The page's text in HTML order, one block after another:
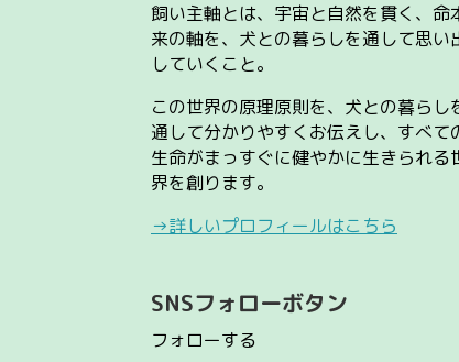
飼い主軸とは、宇宙と自然を貫く、命
来の軸を、犬との暮らしを通して思い
していくこと。
この世界の原理原則を、犬との暮らし
通して分かりやすくお伝えし、すべて
生命がまっすぐに健やかに生きられる
界を創ります。
→詳しいプロフィールはこちら
SNSフォローボタン
フォローする